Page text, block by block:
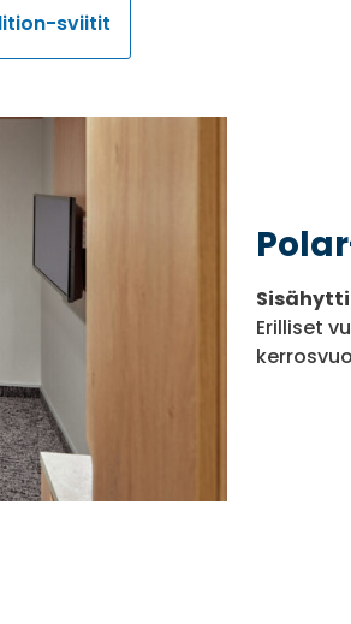
sviitit
Erilliset